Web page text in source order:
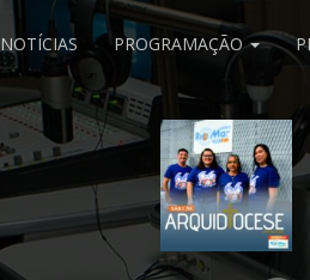
NOTÍCIAS PROGRAMAÇÃO